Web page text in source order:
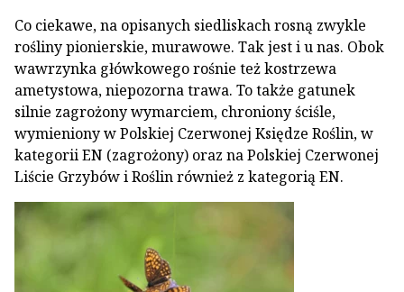
Co ciekawe, na opisanych siedliskach rosną zwykle
rośliny pionierskie, murawowe. Tak jest i u nas. Obok
wawrzynka główkowego rośnie też kostrzewa
ametystowa, niepozorna trawa. To także gatunek
silnie zagrożony wymarciem, chroniony ściśle,
wymieniony w Polskiej Czerwonej Księdze Roślin, w
kategorii EN (zagrożony) oraz na Polskiej Czerwonej
Liście Grzybów i Roślin również z kategorią EN.